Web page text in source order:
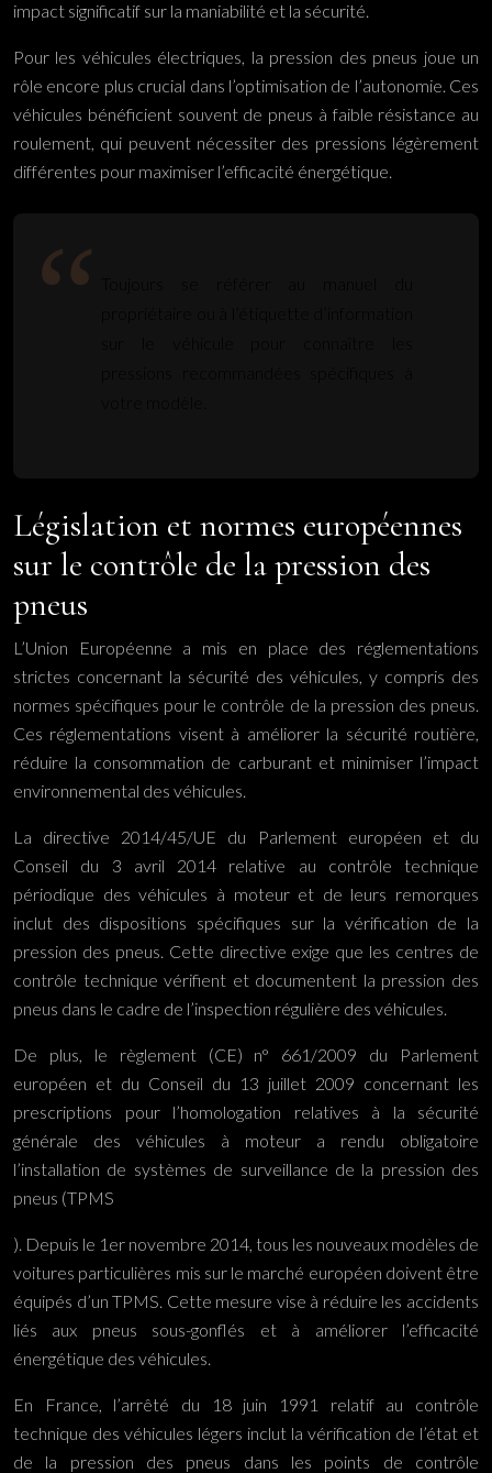
impact significatif sur la maniabilité et la sécurité.
Pour les véhicules électriques, la pression des pneus joue un
rôle encore plus crucial dans l’optimisation de l’autonomie. Ces
véhicules bénéficient souvent de pneus à faible résistance au
roulement, qui peuvent nécessiter des pressions légèrement
différentes pour maximiser l’efficacité énergétique.
Législation et normes européennes
sur le contrôle de la pression des
pneus
L’Union Européenne a mis en place des réglementations
strictes concernant la sécurité des véhicules, y compris des
normes spécifiques pour le contrôle de la pression des pneus.
Ces réglementations visent à améliorer la sécurité routière,
réduire la consommation de carburant et minimiser l’impact
environnemental des véhicules.
La directive 2014/45/UE du Parlement européen et du
Conseil du 3 avril 2014 relative au contrôle technique
périodique des véhicules à moteur et de leurs remorques
inclut des dispositions spécifiques sur la vérification de la
pression des pneus. Cette directive exige que les centres de
contrôle technique vérifient et documentent la pression des
pneus dans le cadre de l’inspection régulière des véhicules.
De plus, le règlement (CE) n° 661/2009 du Parlement
européen et du Conseil du 13 juillet 2009 concernant les
prescriptions pour l’homologation relatives à la sécurité
générale des véhicules à moteur a rendu obligatoire
l’installation de systèmes de surveillance de la pression des
pneus (TPMS
). Depuis le 1er novembre 2014, tous les nouveaux modèles de
voitures particulières mis sur le marché européen doivent être
équipés d’un TPMS. Cette mesure vise à réduire les accidents
liés aux pneus sous-gonflés et à améliorer l’efficacité
énergétique des véhicules.
En France, l’arrêté du 18 juin 1991 relatif au contrôle
technique des véhicules légers inclut la vérification de l’état et
de la pression des pneus dans les points de contrôle